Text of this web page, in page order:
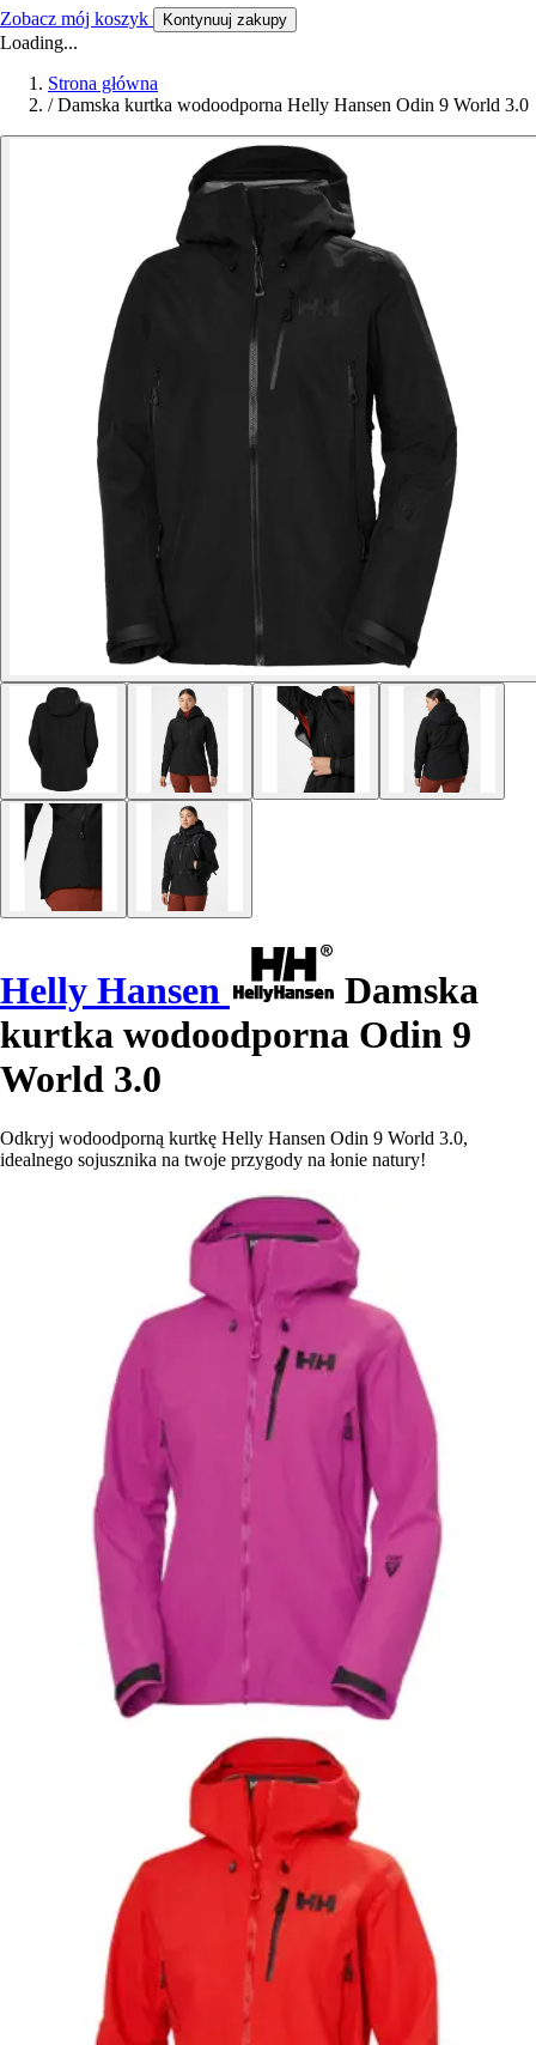
Zobacz mój koszyk Kontynuuj zakupy
Loading...
Strona główna
/ Damska kurtka wodoodporna Helly Hansen Odin 9 World 3.0
Helly Hansen
Damska
kurtka wodoodporna Odin 9
World 3.0
Odkryj wodoodporną kurtkę Helly Hansen Odin 9 World 3.0,
idealnego sojusznika na twoje przygody na łonie natury!